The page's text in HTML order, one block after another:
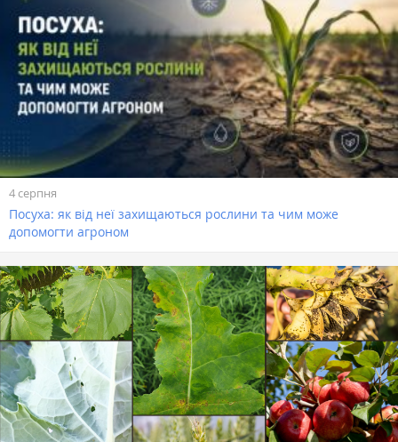
4 серпня
Посуха: як від неї захищаються рослини та чим може
допомогти агроном